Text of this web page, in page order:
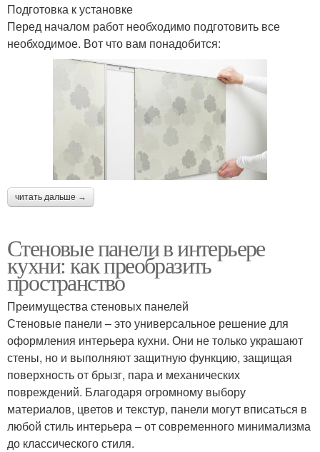
Подготовка к установке
Перед началом работ необходимо подготовить все
необходимое. Вот что вам понадобится:
читать дальше →
Стеновые панели в интерьере
кухни: как преобразить
пространство
Преимущества стеновых панелей
Стеновые панели – это универсальное решение для
оформления интерьера кухни. Они не только украшают
стены, но и выполняют защитную функцию, защищая
поверхность от брызг, пара и механических
повреждений. Благодаря огромному выбору
материалов, цветов и текстур, панели могут вписаться в
любой стиль интерьера – от современного минимализма
до классического стиля.